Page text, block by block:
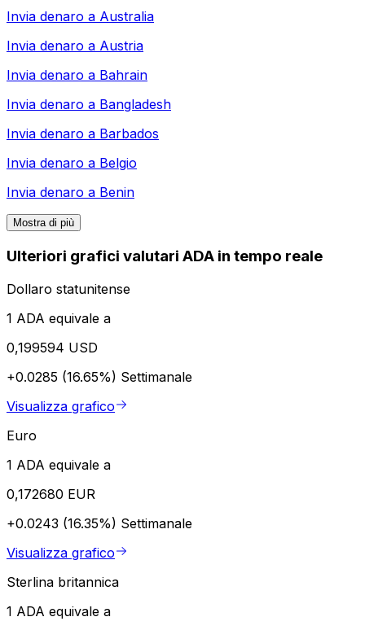
Invia denaro a Australia
Invia denaro a Austria
Invia denaro a Bahrain
Invia denaro a Bangladesh
Invia denaro a Barbados
Invia denaro a Belgio
Invia denaro a Benin
Mostra di più
Ulteriori grafici valutari ADA in tempo reale
Dollaro statunitense
1 ADA equivale a
0,199594 USD
+0.0285 (16.65%) Settimanale
Visualizza grafico
Euro
1 ADA equivale a
0,172680 EUR
+0.0243 (16.35%) Settimanale
Visualizza grafico
Sterlina britannica
1 ADA equivale a